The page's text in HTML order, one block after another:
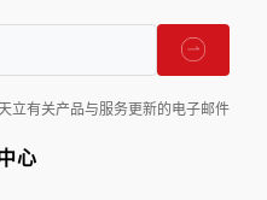
立有关产品与服务更新的电子邮件
心